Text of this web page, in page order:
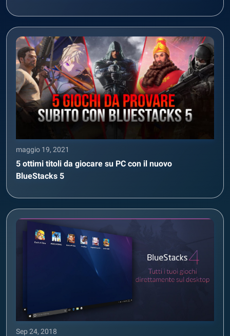
maggio 19, 2021
5 ottimi titoli da giocare su PC con il nuovo
BlueStacks 5
Sep 24, 2018